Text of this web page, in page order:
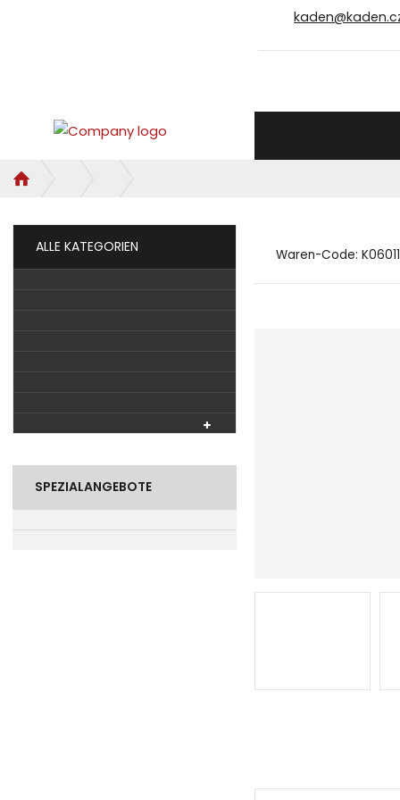
Waren-Code: K06011
ALLE KATEGORIEN
SPEZIALANGEBOTE